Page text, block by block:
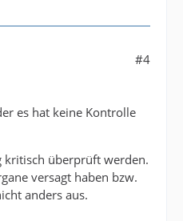
#4
es hat keine Kontrolle
kritisch überprüft werden.
versagt haben bzw.
anders aus.